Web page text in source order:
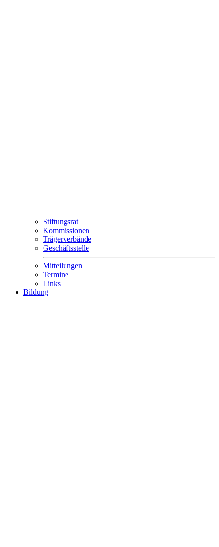
Stiftungsrat
Kommissionen
Trägerverbände
Geschäftsstelle
Mitteilungen
Termine
Links
Bildung